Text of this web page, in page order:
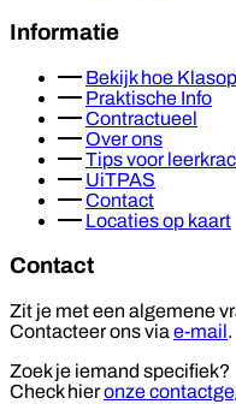
Informatie
Bekijk hoe
Praktische Info
Contractueel
Over ons
Tips voor
UiTPAS
Contact
Locaties op kaart
Contact
Zit je met een algemene
Contacteer ons via e-mail.
Zoek je iemand specifiek?
Check hieronze